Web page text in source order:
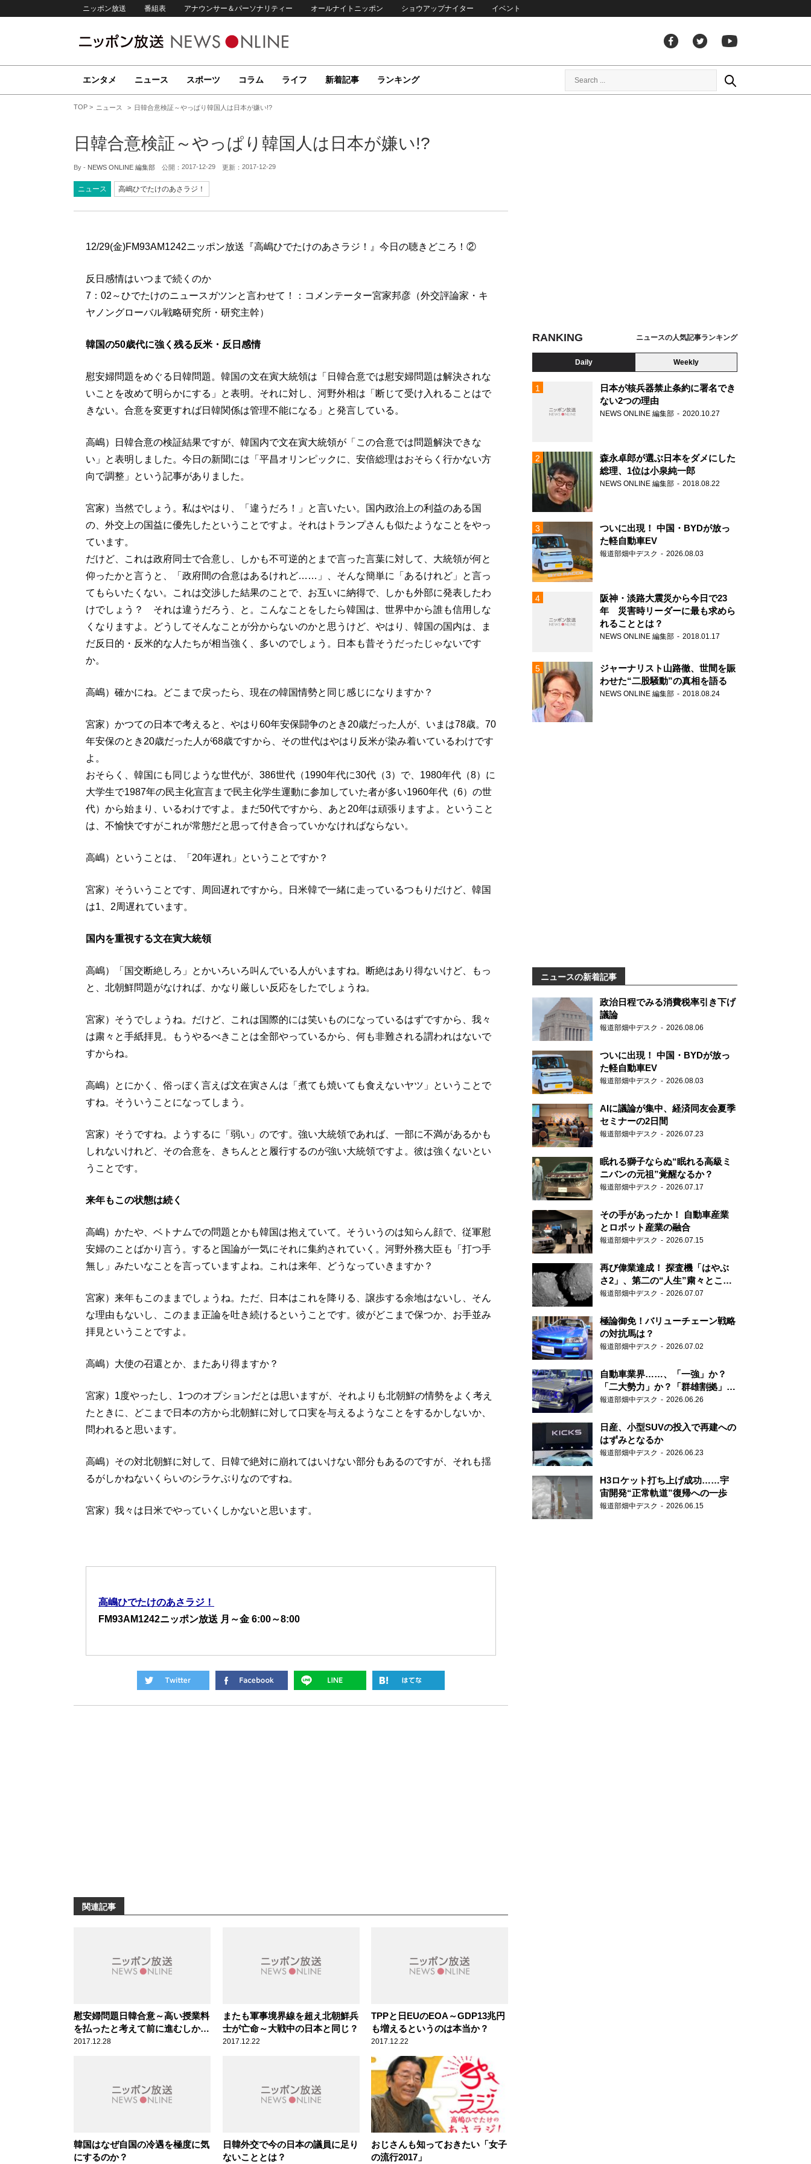
ニッポン放送 番組表 アナウンサー＆パーソナリティー オールナイトニッポン ショウアップナイター イベント
エンタメ ニュース スポーツ コラム ライフ 新着記事 ランキング
TOP ニュース 日韓合意検証～やっぱり韓国人は日本が嫌い!?
日韓合意検証～やっぱり韓国人は日本が嫌い!?
By - NEWS ONLINE 編集部 公開： 2017-12-29 更新： 2017-12-29
ニュース 高嶋ひでたけのあさラジ！
12/29(金)FM93AM1242ニッポン放送『高嶋ひでたけのあさラジ！』今日の聴きどころ！②
反日感情はいつまで続くのか
7：02～ひでたけのニュースガツンと言わせて！：コメンテーター宮家邦彦（外交評論家・キ
ヤノングローバル戦略研究所・研究主幹）
韓国の50歳代に強く残る反米・反日感情
慰安婦問題をめぐる日韓問題。韓国の文在寅大統領は「日韓合意では慰安婦問題は解決されな
いことを改めて明らかにする」と表明。それに対し、河野外相は「断じて受け入れることはで
きない。合意を変更すれば日韓関係は管理不能になる」と発言している。
高嶋）日韓合意の検証結果ですが、韓国内で文在寅大統領が「この合意では問題解決できな
い」と表明しました。今日の新聞には「平昌オリンピックに、安倍総理はおそらく行かない方
向で調整」という記事がありました。
宮家）当然でしょう。私はやはり、「違うだろ！」と言いたい。国内政治上の利益のある国
の、外交上の国益に優先したということですよ。それはトランプさんも似たようなことをやっ
ています。
だけど、これは政府同士で合意し、しかも不可逆的とまで言った言葉に対して、大統領が何と
仰ったかと言うと、「政府間の合意はあるけれど……」、そんな簡単に「あるけれど」と言っ
てもらいたくない。これは交渉した結果のことで、お互いに納得で、しかも外部に発表したわ
けでしょう？ それは違うだろう、と。こんなことをしたら韓国は、世界中から誰も信用しな
くなりますよ。どうしてそんなことが分からないのかと思うけど、やはり、韓国の国内は、ま
だ反日的・反米的な人たちが相当強く、多いのでしょう。日本も昔そうだったじゃないです
か。
高嶋）確かにね。どこまで戻ったら、現在の韓国情勢と同じ感じになりますか？
宮家）かつての日本で考えると、やはり60年安保闘争のとき20歳だった人が、いまは78歳。70
年安保のとき20歳だった人が68歳ですから、その世代はやはり反米が染み着いているわけです
よ。
おそらく、韓国にも同じような世代が、386世代（1990年代に30代（3）で、1980年代（8）に
大学生で1987年の民主化宣言まで民主化学生運動に参加していた者が多い1960年代（6）の世
代）から始まり、いるわけですよ。まだ50代ですから、あと20年は頑張りますよ。ということ
は、不愉快ですがこれが常態だと思って付き合っていかなければならない。
高嶋）ということは、「20年遅れ」ということですか？
宮家）そういうことです、周回遅れですから。日米韓で一緒に走っているつもりだけど、韓国
は1、2周遅れています。
国内を重視する文在寅大統領
高嶋）「国交断絶しろ」とかいろいろ叫んでいる人がいますね。断絶はあり得ないけど、もっ
と、北朝鮮問題がなければ、かなり厳しい反応をしたでしょうね。
宮家）そうでしょうね。だけど、これは国際的には笑いものになっているはずですから、我々
は粛々と手紙拝見。もうやるべきことは全部やっているから、何も非難される謂われはないで
すからね。
高嶋）とにかく、俗っぽく言えば文在寅さんは「煮ても焼いても食えないヤツ」ということで
すね。そういうことになってしまう。
宮家）そうですね。ようするに「弱い」のです。強い大統領であれば、一部に不満があるかも
しれないけれど、その合意を、きちんとと履行するのが強い大統領ですよ。彼は強くないとい
うことです。
来年もこの状態は続く
高嶋）かたや、ベトナムでの問題とかも韓国は抱えていて。そういうのは知らん顔で、従軍慰
安婦のことばかり言う。すると国論が一気にそれに集約されていく。河野外務大臣も「打つ手
無し」みたいなことを言っていますよね。これは来年、どうなっていきますか？
宮家）来年もこのままでしょうね。ただ、日本はこれを降りる、譲歩する余地はないし、そん
な理由もないし、このまま正論を吐き続けるということです。彼がどこまで保つか、お手並み
拝見ということですよ。
高嶋）大使の召還とか、またあり得ますか？
宮家）1度やったし、1つのオプションだとは思いますが、それよりも北朝鮮の情勢をよく考え
たときに、どこまで日本の方から北朝鮮に対して口実を与えるようなことをするかしないか、
問われると思います。
高嶋）その対北朝鮮に対して、日韓で絶対に崩れてはいけない部分もあるのですが、それも揺
るがしかねないくらいのシラケぶりなのですね。
宮家）我々は日米でやっていくしかないと思います。
高嶋ひでたけのあさラジ！
FM93AM1242ニッポン放送 月～金 6:00～8:00
関連記事
慰安婦問題日韓合意～高い授業料
を払ったと考えて前に進むしかな
い!? 佐藤優
2017.12.28
またも軍事境界線を超え北朝鮮兵
士が亡命～大戦中の日本と同じ？
2017.12.22
TPPと日EUのEOA～GDP13兆円
も増えるというのは本当か？
2017.12.22
韓国はなぜ自国の冷遇を極度に気
にするのか？
日韓外交で今の日本の議員に足り
ないこととは？
おじさんも知っておきたい「女子
の流行2017」
RANKING ニュースの人気記事ランキング
Daily Weekly
日本が核兵器禁止条約に署名でき
ない2つの理由
NEWS ONLINE 編集部 2020.10.27
森永卓郎が選ぶ日本をダメにした
総理、1位は小泉純一郎
NEWS ONLINE 編集部 2018.08.22
ついに出現！ 中国・BYDが放っ
た軽自動車EV
報道部畑中デスク 2026.08.03
阪神・淡路大震災から今日で23
年 災害時リーダーに最も求めら
れることとは？
NEWS ONLINE 編集部 2018.01.17
ジャーナリスト山路徹、世間を賑
わせた“二股騒動”の真相を語る
NEWS ONLINE 編集部 2018.08.24
ニュースの新着記事
政治日程でみる消費税率引き下げ
議論
報道部畑中デスク 2026.08.06
ついに出現！ 中国・BYDが放っ
た軽自動車EV
報道部畑中デスク 2026.08.03
AIに議論が集中、経済同友会夏季
セミナーの2日間
報道部畑中デスク 2026.07.23
眠れる獅子ならぬ“眠れる高級ミ
ニバンの元祖”覚醒なるか？
報道部畑中デスク 2026.07.17
その手があったか！ 自動車産業
とロボット産業の融合
報道部畑中デスク 2026.07.15
再び偉業達成！ 探査機「はやぶ
さ2」、第二の“人生”粛々とこな
す
報道部畑中デスク 2026.07.07
極論御免！バリューチェーン戦略
の対抗馬は？
報道部畑中デスク 2026.07.02
自動車業界……、「一強」か？
「二大勢力」か？「群雄割拠」
か？
報道部畑中デスク 2026.06.26
日産、小型SUVの投入で再建への
はずみとなるか
報道部畑中デスク 2026.06.23
H3ロケット打ち上げ成功……宇
宙開発“正常軌道”復帰への一歩
報道部畑中デスク 2026.06.15